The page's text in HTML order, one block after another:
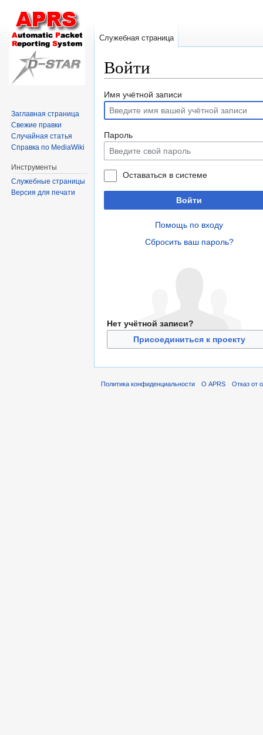
Войти
Перейти
навигации
Перейти
поиску
Имя учётной записи
Пароль
Оставаться в системе
Войти
Помощь по входу
Сбросить ваш пароль?
Нет учётной записи?
Присоединиться к проекту
Служебная страница
Заглавная страница
Свежие правки
Случайная статья
Справка по MediaWiki
Инструменты
Служебные страницы
Версия для печати
Политика конфиденциальности О APRS Отказ от